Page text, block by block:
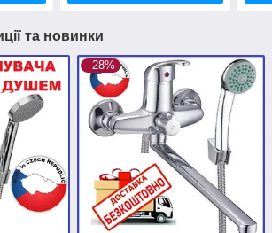
та новинки
–28%